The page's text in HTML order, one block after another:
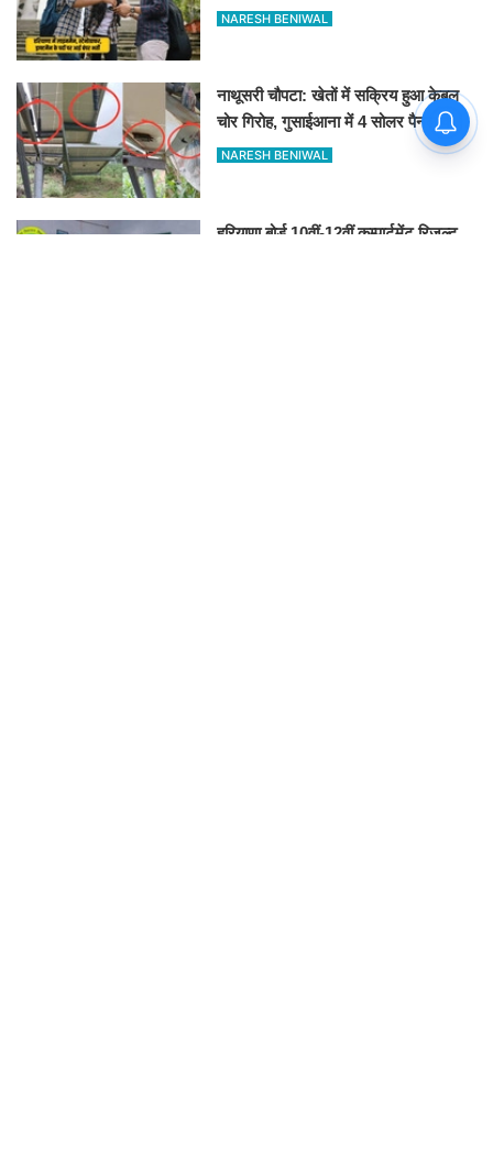
आवेदन
NARESH BENIWAL
नाथूसरी चौपटा: खेतों में सक्रिय हुआ केबल
चोर गिरोह, गुसाईआना में 4 सोलर पैनल केबल
की चोरी
NARESH BENIWAL
हरियाणा बोर्ड 10वीं-12वीं कम्पार्टमेंट रिजल्ट